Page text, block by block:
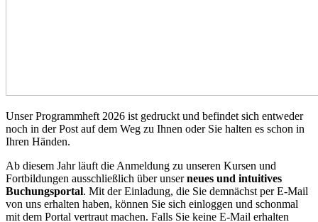
Unser Programmheft 2026 ist gedruckt und befindet sich entweder
noch in der Post auf dem Weg zu Ihnen oder Sie halten es schon in
Ihren Händen.
Ab diesem Jahr läuft die Anmeldung zu unseren Kursen und
Fortbildungen ausschließlich über unserneues und intuitives
Buchungsportal. Mit der Einladung, die Sie demnächst per E-Mail
von uns erhalten haben, können Sie sich einloggen und schonmal
mit dem Portal vertraut machen. Falls Sie keine E-Mail erhalten